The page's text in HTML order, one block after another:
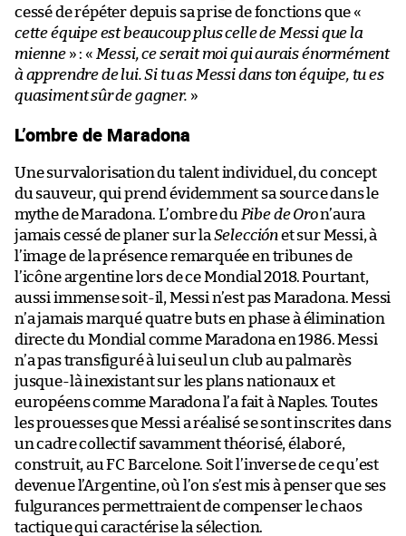
cessé de répéter depuis sa prise de fonctions que «
cette équipe est beaucoup plus celle de Messi que la
mienne» : « Messi, ce serait moi qui aurais énormément
à apprendre de lui. Si tu as Messi dans ton équipe, tu es
quasiment sûr de gagner. »
L’ombre de Maradona
Une survalorisation du talent individuel, du concept
du sauveur, qui prend évidemment sa source dans le
mythe de Maradona. L’ombre du Pibe de Oron’aura
jamais cessé de planer sur la Selecciónet sur Messi, à
l’image de la présence remarquée en tribunes de
l’icône argentine lors de ce Mondial 2018. Pourtant,
aussi immense soit-il, Messi n’est pas Maradona. Messi
n’a jamais marqué quatre buts en phase à élimination
directe du Mondial comme Maradona en 1986. Messi
n’a pas transfiguré à lui seul un club au palmarès
jusque-là inexistant sur les plans nationaux et
européens comme Maradona l’a fait à Naples. Toutes
les prouesses que Messi a réalisé se sont inscrites dans
un cadre collectif savamment théorisé, élaboré,
construit, au FC Barcelone. Soit l’inverse de ce qu’est
devenue l’Argentine, où l’on s’est mis à penser que ses
fulgurances permettraient de compenser le chaos
tactique qui caractérise la sélection.